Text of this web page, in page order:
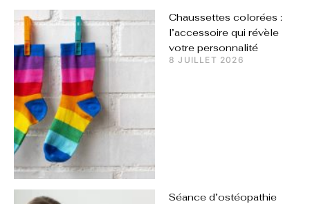
Chaussettes colorées :
l’accessoire qui révèle
votre personnalité
8 JUILLET 2026
Séance d’ostéopathie